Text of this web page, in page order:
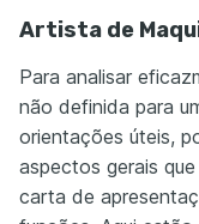
Artista de
Para analisar
não definida para
orientações úteis,
aspectos gerais
carta de